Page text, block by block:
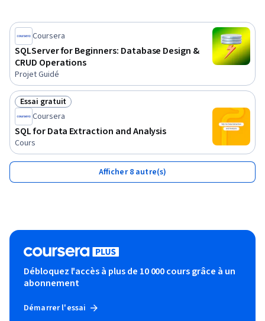
Coursera
SQLServer for Beginners: Database Design &
CRUD Operations
Projet Guidé
Statut : Essai gratuit
Essai gratuit
Coursera
SQL for Data Extraction and Analysis
Cours
Afficher 8 autre(s)
Débloquez l'accès à plus de 10 000 cours grâce à un
abonnement
Démarrer l'essai